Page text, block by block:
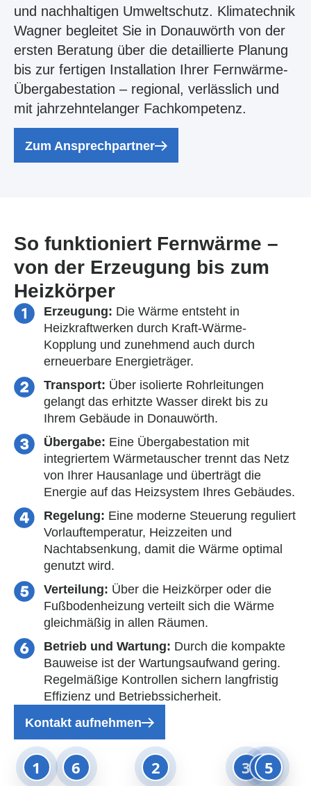
und nachhaltigen Umweltschutz. Klimatechnik
Wagner begleitet Sie in Donauwörth von der
ersten Beratung über die detaillierte Planung
bis zur fertigen Installation Ihrer Fernwärme-
Übergabestation – regional, verlässlich und
mit jahrzehntelanger Fachkompetenz.
Zum Ansprechpartner
So funktioniert Fernwärme –
von der Erzeugung bis zum
Heizkörper
Erzeugung: Die Wärme entsteht in
Heizkraftwerken durch Kraft-Wärme-
Kopplung und zunehmend auch durch
erneuerbare Energieträger.
Transport: Über isolierte Rohrleitungen
gelangt das erhitzte Wasser direkt bis zu
Ihrem Gebäude in Donauwörth.
Übergabe: Eine Übergabestation mit
integriertem Wärmetauscher trennt das Netz
von Ihrer Hausanlage und überträgt die
Energie auf das Heizsystem Ihres Gebäudes.
Regelung: Eine moderne Steuerung reguliert
Vorlauftemperatur, Heizzeiten und
Nachtabsenkung, damit die Wärme optimal
genutzt wird.
Verteilung: Über die Heizkörper oder die
Fußbodenheizung verteilt sich die Wärme
gleichmäßig in allen Räumen.
Betrieb und Wartung: Durch die kompakte
Bauweise ist der Wartungsaufwand gering.
Regelmäßige Kontrollen sichern langfristig
Effizienz und Betriebssicherheit.
Kontakt aufnehmen
1 2 3 45
6